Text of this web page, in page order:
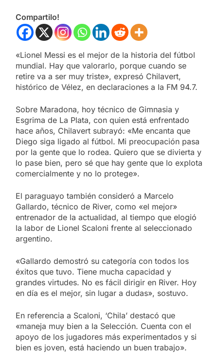
Compartilo!
«Lionel Messi es el mejor de la historia del fútbol
mundial. Hay que valorarlo, porque cuando se
retire va a ser muy triste», expresó Chilavert,
histórico de Vélez, en declaraciones a la FM 94.7.
Sobre Maradona, hoy técnico de Gimnasia y
Esgrima de La Plata, con quien está enfrentado
hace años, Chilavert subrayó: «Me encanta que
Diego siga ligado al fútbol. Mi preocupación pasa
por la gente que lo rodea. Quiero que se divierta y
lo pase bien, pero sé que hay gente que lo explota
comercialmente y no lo protege».
El paraguayo también consideró a Marcelo
Gallardo, técnico de River, como «el mejor»
entrenador de la actualidad, al tiempo que elogió
la labor de Lionel Scaloni frente al seleccionado
argentino.
«Gallardo demostró su categoría con todos los
éxitos que tuvo. Tiene mucha capacidad y
grandes virtudes. No es fácil dirigir en River. Hoy
en día es el mejor, sin lugar a dudas», sostuvo.
En referencia a Scaloni, ‘Chila’ destacó que
«maneja muy bien a la Selección. Cuenta con el
apoyo de los jugadores más experimentados y si
bien es joven, está haciendo un buen trabajo».